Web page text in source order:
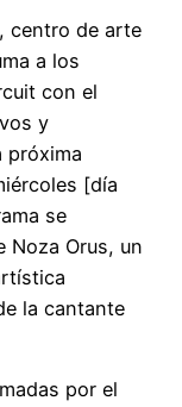
centro de arte
a los
con el
y
próxima
[día
se
Noza Orus, un
la cantante
por el